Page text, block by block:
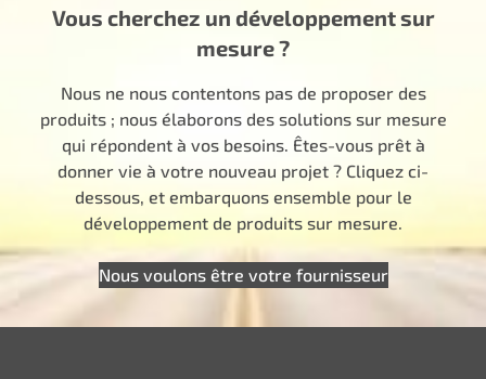
Vous cherchez un développement sur
mesure ?
Nous ne nous contentons pas de proposer des
produits ; nous élaborons des solutions sur mesure
qui répondent à vos besoins. Êtes-vous prêt à
donner vie à votre nouveau projet ? Cliquez ci-
dessous, et embarquons ensemble pour le
développement de produits sur mesure.
Nous voulons être votre fournisseur